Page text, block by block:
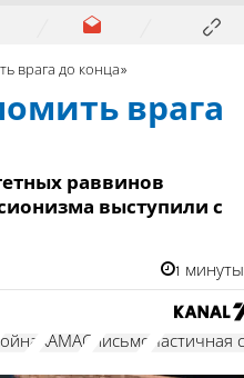
врага до конца»
врага
раввинов
выступили с
1 минуты
ХАМАС письмо частичная